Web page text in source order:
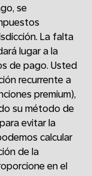
se
La falta
lugar a la
de pago. Usted
recurrente a
premium),
su método de
evitar la
calcular
de la
en el